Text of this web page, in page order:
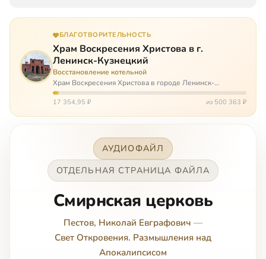
БЛАГОТВОРИТЕЛЬНОСТЬ
Храм Воскресения Христова в г.
Ленинск-Кузнецкий
Восстановление котельной
Храм Воскресения Христова в городе Ленинск-
Кузнецкий в Кемеровской области – совсем новый, он
открылся всего 20 назад. И сейчас храм может вообще
17 354,95 ₽ из 500 363 ₽
АУДИОФАЙЛ
ОТДЕЛЬНАЯ СТРАНИЦА ФАЙЛА
Смирнская церковь
Пестов, Николай Евграфович —
Свет Откровения. Размышления над
Апокалипсисом